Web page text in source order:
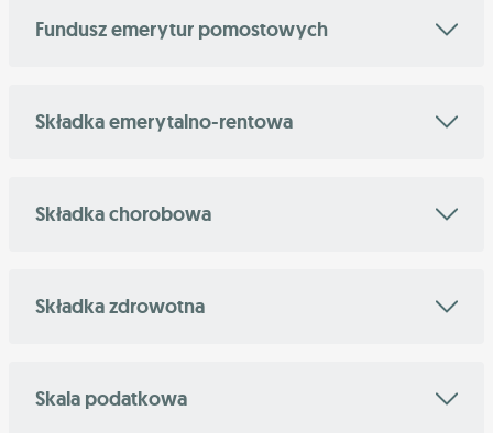
Fundusz emerytur pomostowych
Składka emerytalno-rentowa
Składka chorobowa
Składka zdrowotna
Skala podatkowa